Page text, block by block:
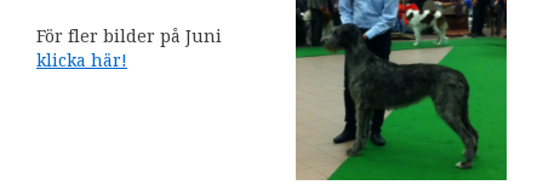
För fler bilder på Juni
klicka här!